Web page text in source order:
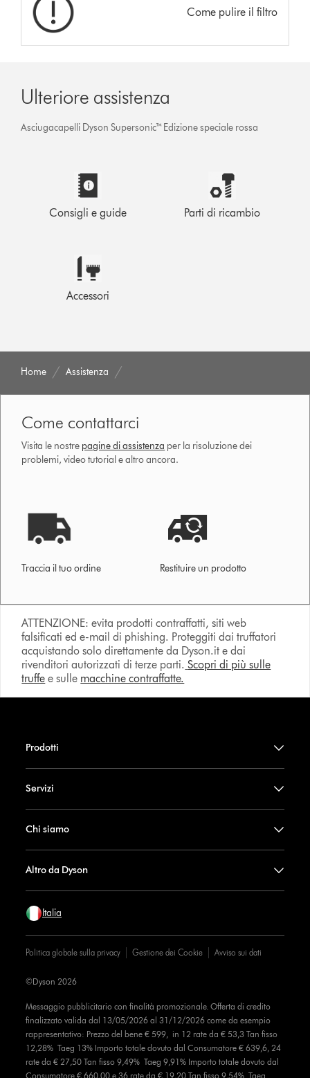
Come pulire il filtro
Ulteriore assistenza
Asciugacapelli Dyson Supersonic™ Edizione speciale rossa
Consigli e guide Parti di ricambio
Accessori
Home Assistenza
Come contattarci
Visita le nostre pagine di assistenza per la risoluzione dei
problemi, video tutorial e altro ancora.
Traccia il tuo ordine Restituire un prodotto
ATTENZIONE: evita prodotti contraffatti, siti web
falsificati ed e-mail di phishing. Proteggiti dai truffatori
acquistando solo direttamente da Dyson.it e dai
rivenditori autorizzati di terze parti. Scopri di più sulle
truffe e sulle macchine contraffatte.
Prodotti
Servizi
Chi siamo
Altro da Dyson
Italia
Politica globale sulla privacy Gestione dei Cookie Avviso sui dati
Messaggio pubblicitario con finalità promozionale. Offerta di credito
finalizzato valida dal 13/05/2026 al 31/12/2026 come da esempio
rappresentativo: Prezzo del bene € 599, in 12 rate da € 53,3 Tan fisso
12,28% Taeg 13% Importo totale dovuto dal Consumatore € 639,6, 24
rate da € 27,50 Tan fisso 9,49% Taeg 9,91% Importo totale dovuto dal
Consumatore € 660,00 e 36 rate da € 19,20 Tan fisso 9,54% Taeg
©Dyson 2026